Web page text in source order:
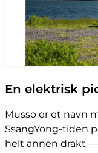
En elektrisk
Musso er et navn
SsangYong-tiden
helt annen drakt